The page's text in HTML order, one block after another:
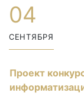
04
СЕНТЯБРЯ
Проект